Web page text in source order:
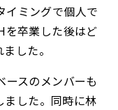
ミングで個人で
を卒業した後はど
した。
ースのメンバーも
ました。同時に林